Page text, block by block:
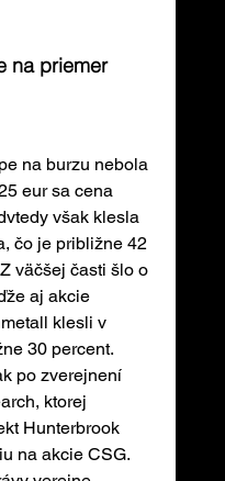
na priemer
na burzu nebola
eur sa cena
však klesla
čo je približne 42
väčšej časti šlo o
aj akcie
klesli v
30 percent.
po zverejnení
ktorej
Hunterbrook
na akcie CSG.